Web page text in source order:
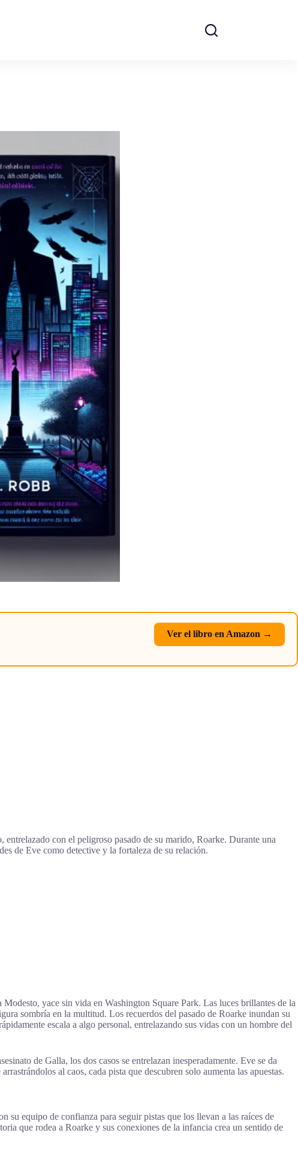
Ver el libro en Amazon →
con el peligroso pasado de su marido, Roarke. Durante una
de Eve como detective y la fortaleza de su relación.
yace sin vida en Washington Square Park. Las luces brillantes de la
sombría en la multitud. Los recuerdos del pasado de Roarke inundan su
escala a algo personal, entrelazando sus vidas con un hombre del
de Galla, los dos casos se entrelazan inesperadamente. Eve se da
al caos, cada pista que descubren solo aumenta las apuestas.
su equipo de confianza para seguir pistas que los llevan a las raíces de
que rodea a Roarke y sus conexiones de la infancia crea un sentido de